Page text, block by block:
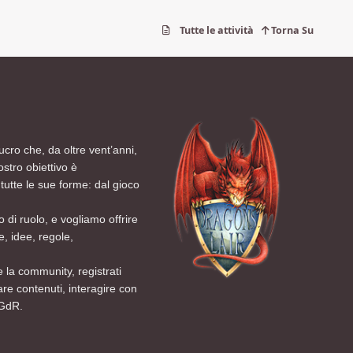
Tutte le attività Torna Su
che, da oltre vent’anni,
obiettivo è
le sue forme: dal gioco
di ruolo, e vogliamo offrire
idee, regole,
la community, registrati
contenuti, interagire con